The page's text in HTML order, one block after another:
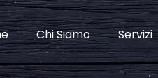
Chi Siamo Servizi